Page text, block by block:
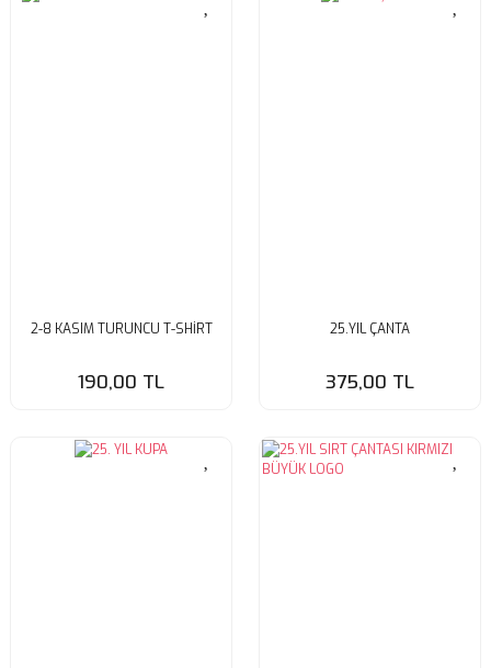
2-8 KASIM TURUNCU T-SHİRT
190,00 TL
25.YIL ÇANTA
375,00 TL